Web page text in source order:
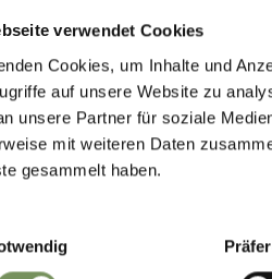
verwendet Cookies
Cookies, um Inhalte und
auf unsere Website zu
unsere Partner für soziale
mit weiteren Daten
gesammelt haben.
al parmigiano
grazie alla sua alta
consegnano il
rappresenta uno
avviene